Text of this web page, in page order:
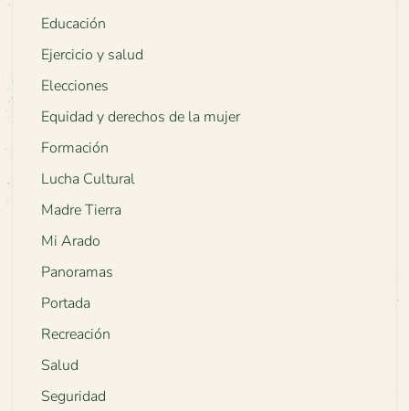
Educación
Ejercicio y salud
Elecciones
Equidad y derechos de la mujer
Formación
Lucha Cultural
Madre Tierra
Mi Arado
Panoramas
Portada
Recreación
Salud
Seguridad